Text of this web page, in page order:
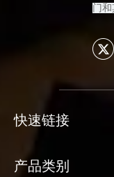
门
快速链接
产品类别